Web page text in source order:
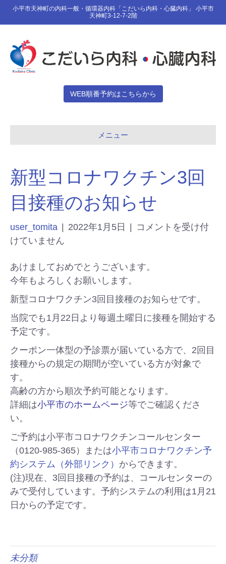
小平市天神町の内科一般・循環器内科「こだいら内科・心臓内科」 小平市
天神町3-12-7-2階
WEB順番予約はこちらから
メニュー
新型コロナワクチン3回
目接種のお知らせ
user_tomita 2022年1月5日
コメントを受け付
けていません
あけましておめでとうございます。
今年もよろしくお願いします。
新型コロナワクチン3回目接種のお知らせです。
当院でも1月22日より毎週土曜日に接種を開始する
予定です。
クーポン一体型の予診票が届いている方で、2回目
接種からの規定の期間が空いている方が対象で
す。
高齢の方から順次予約可能となります。
詳細は小平市のホームページ等でご確認くださ
い。
ご予約は小平市コロナワクチンコールセンター
（0120-985-365）または小平市コロナワクチン予
約システム（外部リンク） からできます。
(注)現在、3回目接種の予約は、コールセンターの
みで受付しています。予約システムの利用は1月21
日からの予定です。
未分類